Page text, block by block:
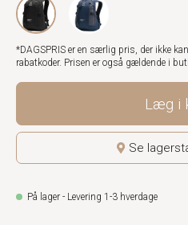
*DAGSPRIS er en særlig pris, der ikke
rabatkoder. Prisen er også gældende i
Læg i
Se
På lager - Levering 1-3 hverdage